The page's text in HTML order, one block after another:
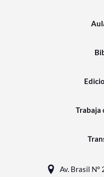
Trabaja
Av. Brasil N°